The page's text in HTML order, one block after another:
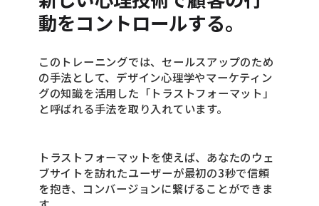
動をコントロールする。
このトレーニングでは、セールスアップのため
の手法として、デザイン心理学やマーケティン
グの知識を活用した「トラストフォーマット」
と呼ばれる手法を取り入れています。
トラストフォーマットを使えば、あなたのウェ
ブサイトを訪れたユーザーが最初の3秒で信頼
を抱き、コンバージョンに繋げることができま